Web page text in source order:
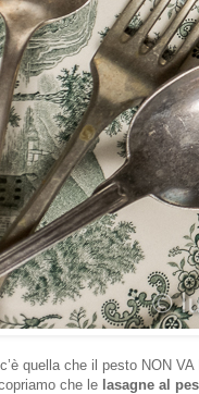
quella che il pesto NON
che le lasagne al